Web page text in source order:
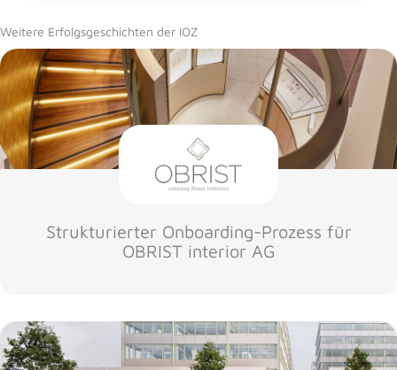
Weitere Erfolgsgeschichten der IOZ
Strukturierter Onboarding-Prozess für
OBRIST interior AG